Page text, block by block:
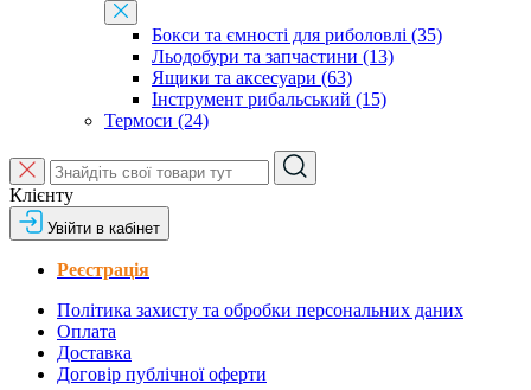
Бокси та ємності для риболовлі (35)
Льодобури та запчастини (13)
Ящики та аксесуари (63)
Інструмент рибальський (15)
Термоси (24)
Клієнту
Увійти в кабінет
Реєстрація
Політика захисту та обробки персональних даних
Оплата
Доставка
Договір публічної оферти